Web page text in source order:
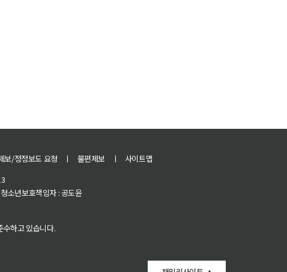
보/정정보도 요청 ㅣ 불편제보 ㅣ
사이트맵
소년보호책임자 : 공도윤
수하고 있습니다.